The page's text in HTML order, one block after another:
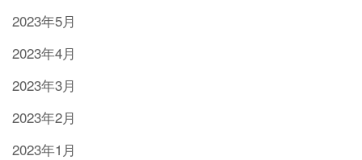
2023年5月
2023年4月
2023年3月
2023年2月
2023年1月